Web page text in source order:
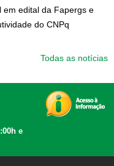
em edital da Fapergs e
do CNPq
Todas as notícias
e